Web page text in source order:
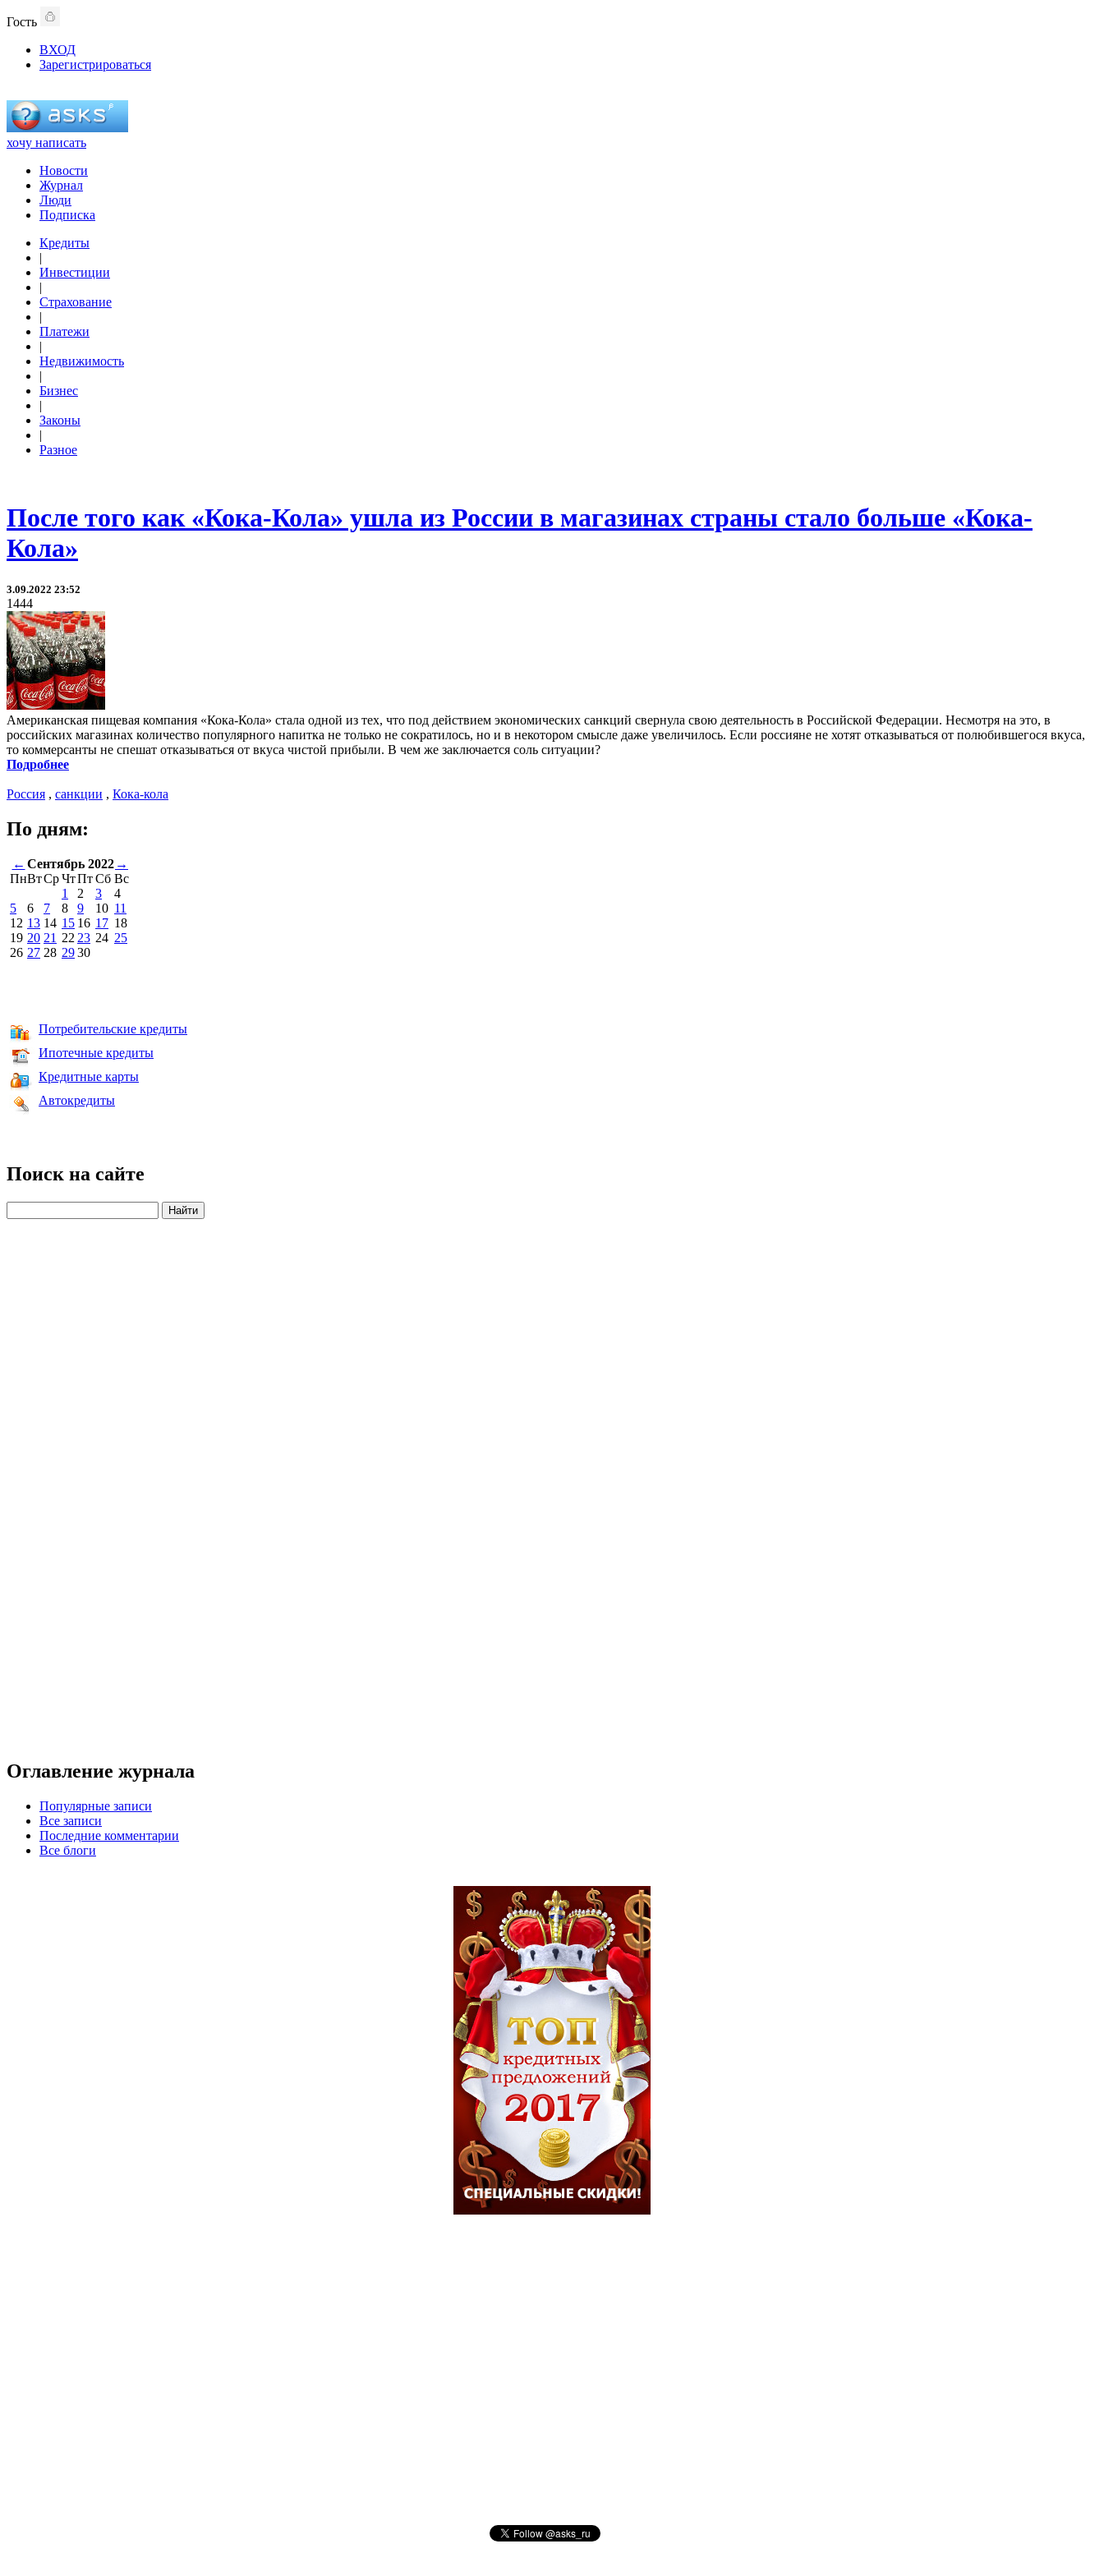
Гость
ВХОД
Зарегистрироваться
хочу написать
Новости
Журнал
Люди
Подписка
Кредиты
|
Инвестиции
|
Страхование
|
Платежи
|
Недвижимость
|
Бизнес
|
Законы
|
Разное
После того как «Кока-Кола» ушла из России в магазинах страны стало больше «Кока-
Кола»
3.09.2022 23:52
1444
Американская пищевая компания «Кока-Кола» стала одной из тех, что под действием экономических санкций свернула свою деятельность в Российской Федерации. Несмотря на это, в
российских магазинах количество популярного напитка не только не сократилось, но и в некотором смысле даже увеличилось. Если россияне не хотят отказываться от полюбившегося вкуса,
то коммерсанты не спешат отказываться от вкуса чистой прибыли. В чем же заключается соль ситуации?
Подробнее
Россия , санкции , Кока-кола
По дням:
← Сентябрь 2022 →
ПнВтСрЧтПтСб Вс
1
2 3
4
5
6 7 8 9 10 11
12 13 14 15 16 17 18
19 20 21 22 23 24 25
26 27 28 2930
Потребительские кредиты
Ипотечные кредиты
Кредитные карты
Автокредиты
Поиск на сайте
Оглавление журнала
Популярные записи
Все записи
Последние комментарии
Все блоги